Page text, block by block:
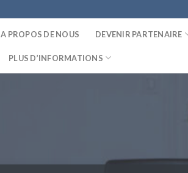
A PROPOS DE NOUS DEVENIR PARTENAIRE
PLUS D’INFORMATIONS